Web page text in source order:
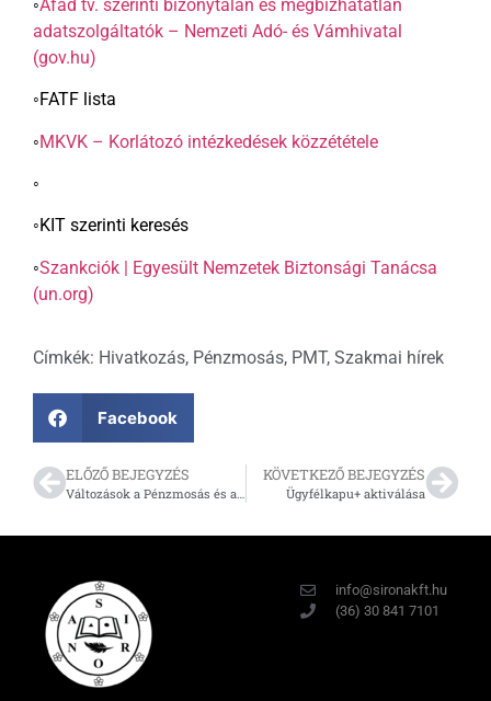
◦Afad tv. szerinti bizonytalan és megbízhatatlan
adatszolgáltatók – Nemzeti Adó- és Vámhivatal
(gov.hu)
◦FATF lista
◦MKVK – Korlátozó intézkedések közzététele
◦
◦KIT szerinti keresés
◦Szankciók | Egyesült Nemzetek Biztonsági Tanácsa
(un.org)
Címkék: Hivatkozás, Pénzmosás, PMT, Szakmai hírek
Facebook
ELŐZŐ BEJEGYZÉS
Változások a Pénzmosás és a terrorizmus finanszírozása megelőzéséről és megakadályozásáról szóló előírásokban 2024.07.01.
KÖVETKEZŐ BEJEGYZÉS
Ügyfélkapu+ aktiválása
info@sironakft.hu
(36) 30 841 7101